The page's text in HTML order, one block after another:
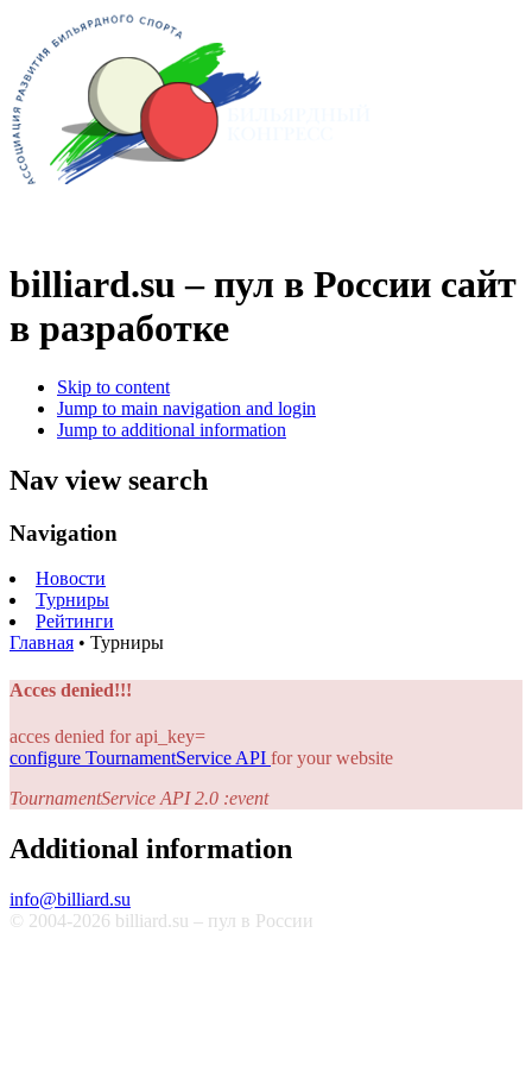
billiard.su – пул в России сайт
в разработке
Skip to content
Jump to main navigation and login
Jump to additional information
Nav view search
Navigation
Новости
Турниры
Рейтинги
Главная • Турниры
Acces denied!!!
acces denied for api_key=
configure TournamentService API for your website
TournamentService API 2.0 :event
Additional information
info@billiard.su
© 2004-2026 billiard.su – пул в России